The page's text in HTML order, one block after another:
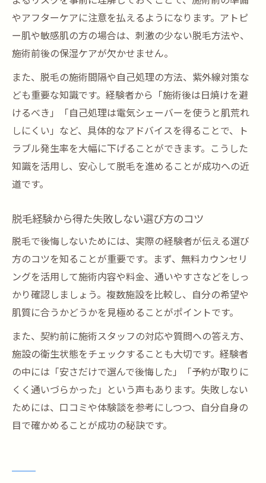
やアフターケアに注意を払えるようになります。アトピ
ー肌や敏感肌の方の場合は、刺激の少ない脱毛方法や、
施術前後の保湿ケアが欠かせません。
また、脱毛の施術間隔や自己処理の方法、紫外線対策な
ども重要な知識です。経験者から「施術後は日焼けを避
けるべき」「自己処理は電気シェーバーを使うと肌荒れ
しにくい」など、具体的なアドバイスを得ることで、ト
ラブル発生率を大幅に下げることができます。こうした
知識を活用し、安心して脱毛を進めることが成功への近
道です。
脱毛経験から得た失敗しない選び方のコツ
脱毛で後悔しないためには、実際の経験者が伝える選び
方のコツを知ることが重要です。まず、無料カウンセリ
ングを活用して施術内容や料金、通いやすさなどをしっ
かり確認しましょう。複数施設を比較し、自分の希望や
肌質に合うかどうかを見極めることがポイントです。
また、契約前に施術スタッフの対応や質問への答え方、
施設の衛生状態をチェックすることも大切です。経験者
の中には「安さだけで選んで後悔した」「予約が取りに
くく通いづらかった」という声もあります。失敗しない
ためには、口コミや体験談を参考にしつつ、自分自身の
目で確かめることが成功の秘訣です。